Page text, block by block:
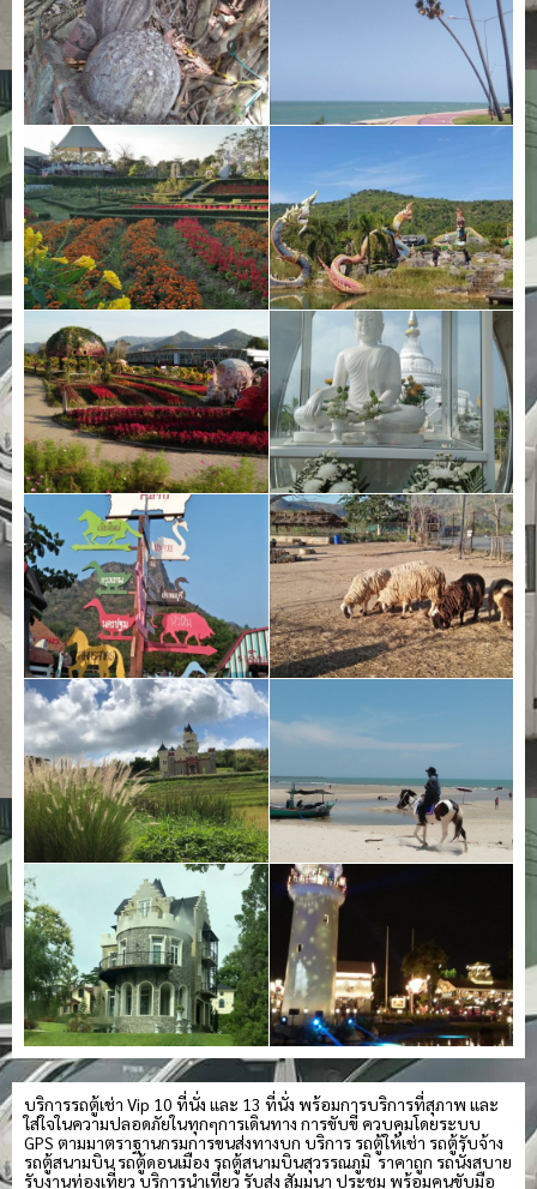
บริการรถตู้เช่า Vip 10 ที่นั่ง และ 13 ที่นั่ง พร้อมการบริการที่สุภาพ และ
ใส่ใจในความปลอดภัยในทุกๆการเดินทาง การขับขี่ ควบคุมโดยระบบ
GPS ตามมาตราฐานกรมการขนส่งทางบก บริการ รถตู้ให้เช่า รถตู้รับจ้าง
รถตู้สนามบิน รถตู้ดอนเมือง รถตู้สนามบินสุวรรณภูมิ ราคาถูก รถนั่งสบาย
รับงานท่องเที่ยว บริการนำเที่ยว รับส่ง สัมมนา ประชุม พร้อมคนขับมือ